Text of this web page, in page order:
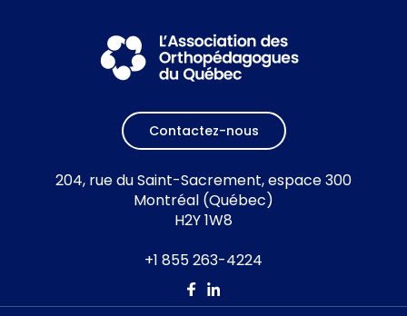
Contactez-nous
204, rue du Saint-Sacrement, espace 300
Montréal (Québec)
H2Y 1W8
+1 855 263-4224